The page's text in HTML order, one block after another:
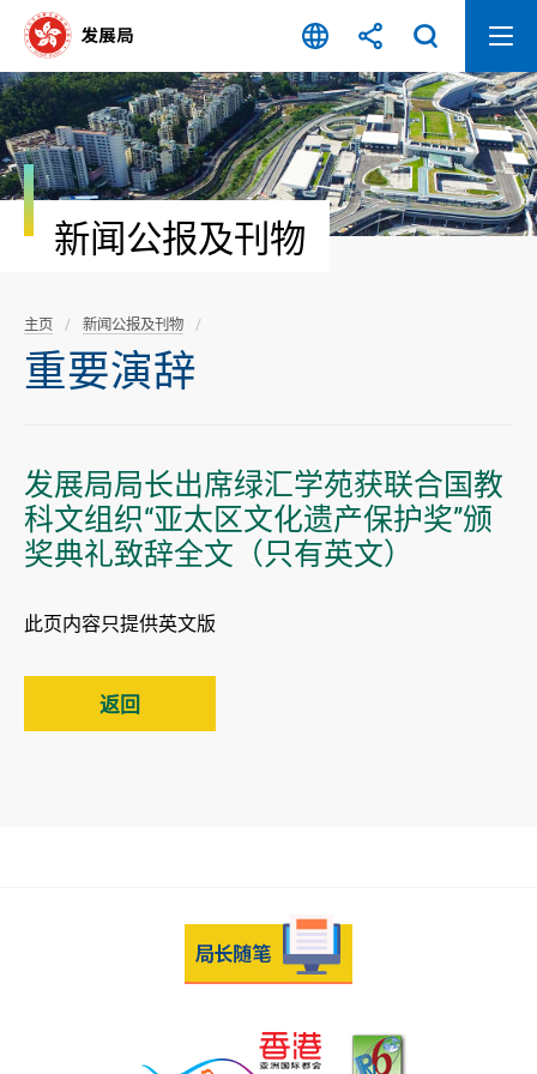
容
开
始
新闻公报及刊物
主页 新闻公报及刊物
重要演辞
发展局局长出席绿汇学苑获联合国教
科文组织“亚太区文化遗产保护奖”颁
奖典礼致辞全文（只有英文）
此页内容只提供英文版
返回